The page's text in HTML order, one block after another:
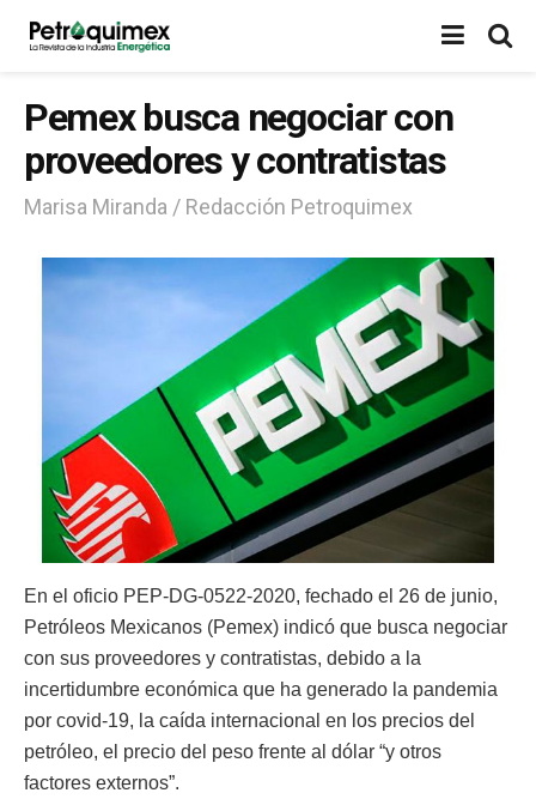
Pemex busca negociar con
proveedores y contratistas
Marisa Miranda / Redacción Petroquimex
En el oficio PEP-DG-0522-2020, fechado el 26 de junio,
Petróleos Mexicanos (Pemex) indicó que busca negociar
con sus proveedores y contratistas, debido a la
incertidumbre económica que ha generado la pandemia
por covid-19, la caída internacional en los precios del
petróleo, el precio del peso frente al dólar “y otros
factores externos”.